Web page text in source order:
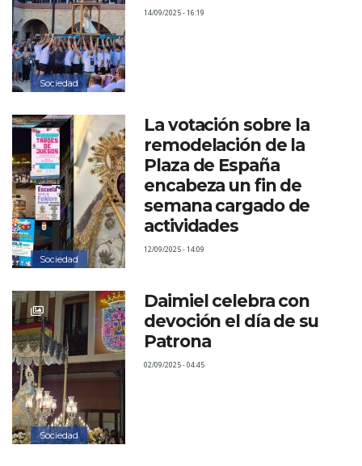
Sociedad
14/09/2025 - 16:19
Sociedad
La votación sobre la
remodelación de la
Plaza de España
encabeza un fin de
semana cargado de
actividades
12/09/2025 - 14:09
Sociedad
Daimiel celebra con
devoción el día de su
Patrona
02/09/2025 - 04:45